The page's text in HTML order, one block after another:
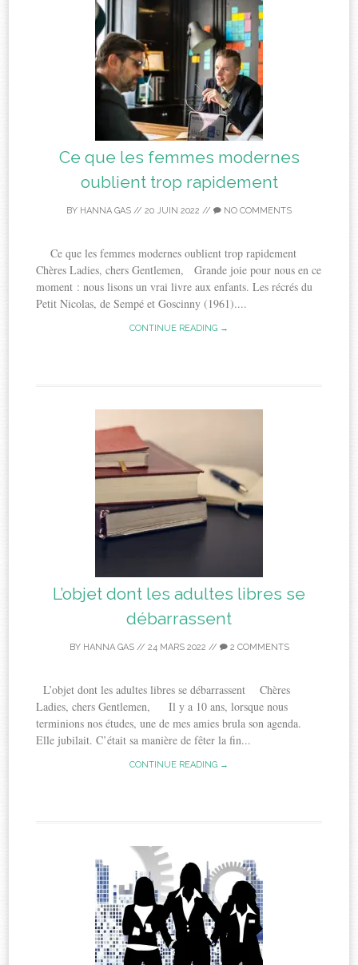
Ce que les femmes modernes
oublient trop rapidement
BY HANNA GAS // 20 JUIN 2022 // NO COMMENTS
Ce que les femmes modernes oublient trop rapidement
Chères Ladies, chers Gentlemen, Grande joie pour nous en ce
moment : nous lisons un vrai livre aux enfants. Les récrés du
Petit Nicolas, de Sempé et Goscinny (1961)....
CONTINUE READING →
L’objet dont les adultes libres se
débarrassent
BY HANNA GAS// 24 MARS 2022 // 2 COMMENTS
L’objet dont les adultes libres se débarrassent Chères
Ladies, chers Gentlemen, Il y a 10 ans, lorsque nous
terminions nos études, une de mes amies brula son agenda.
Elle jubilait. C’était sa manière de fêter la fin...
CONTINUE READING →